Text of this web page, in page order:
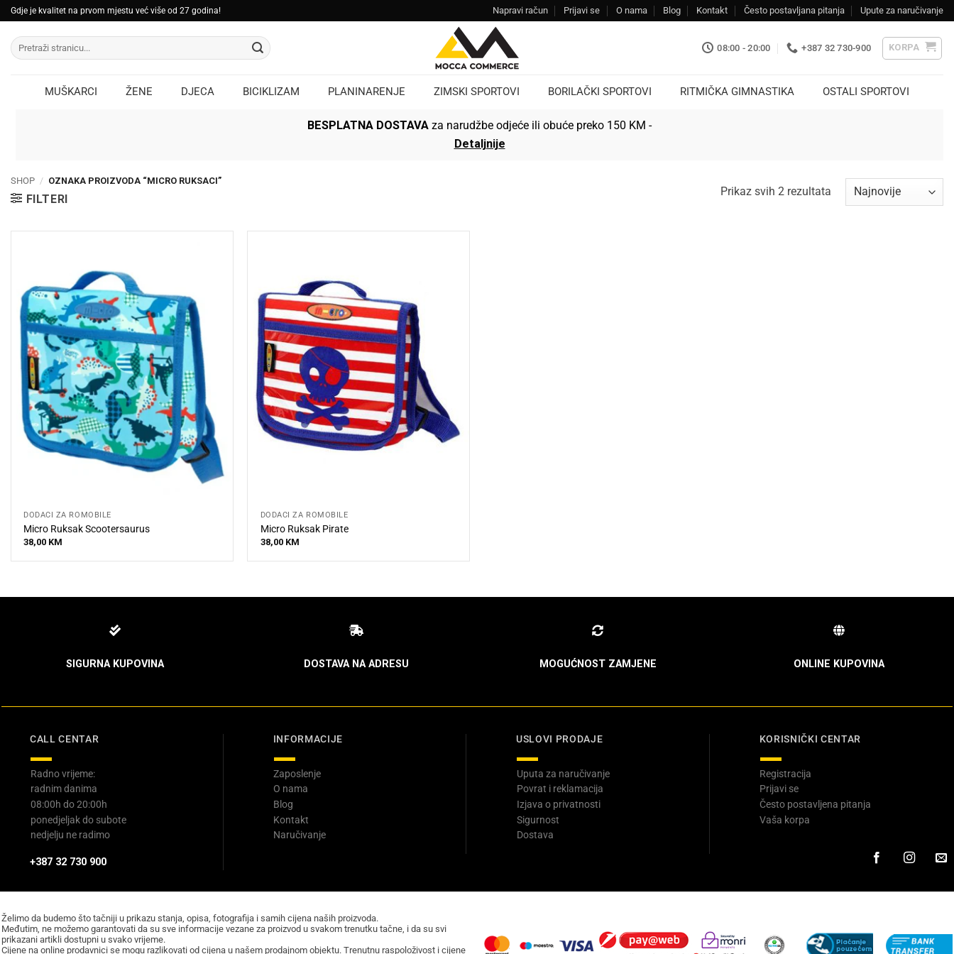
Skip
to
content
Gdje je kvalitet na prvom mjestu već više od 27 godina! Napravi račun Prijavi se O nama Blog Kontakt Često postavljana pitanja Upute za naručivanje
Pretraži:
08:00 - 20:00 +387 32 730-900 KORPA
MUŠKARCI ŽENE DJECA BICIKLIZAM PLANINARENJE ZIMSKI SPORTOVI BORILAČKI SPORTOVI RITMIČKA GIMNASTIKA OSTALI SPORTOVI
BESPLATNA DOSTAVA za narudžbe odjeće ili obuće preko 150 KM -
Detaljnije
SHOP / OZNAKA PROIZVODA “MICRO RUKSACI”
FILTERI
Prikaz svih 2 rezultataSorted
DODACI ZA ROMOBILE
Micro Ruksak Scootersaurus
38,00 KM
DODACI ZA ROMOBILE
Micro Ruksak Pirate
38,00 KM
SIGURNA KUPOVINA DOSTAVA NA ADRESU MOGUĆNOST ZAMJENE ONLINE KUPOVINA
CALL CENTAR
Radno vrijeme:
radnim danima
08:00h do 20:00h
ponedjeljak do subote
nedjelju ne radimo
+387 32 730 900
INFORMACIJE
Zaposlenje
O nama
Blog
Kontakt
Naručivanje
USLOVI PRODAJE
Uputa za naručivanje
Povrat i reklamacija
Izjava o privatnosti
Sigurnost
Dostava
KORISNIČKI CENTAR
Registracija
Prijavi se
Često postavljena pitanja
Vaša korpa
Želimo da budemo što tačniji u prikazu stanja, opisa, fotografija i samih cijena naših proizvoda.
Međutim, ne možemo garantovati da su sve informacije vezane za proizvod u svakom trenutku tačne, i da su svi
prikazani artikli dostupni u svako vrijeme.
Cijene na online prodavnici se mogu razlikovati od cijena u našem prodajnom objektu. Trenutnu raspoloživost i cijene